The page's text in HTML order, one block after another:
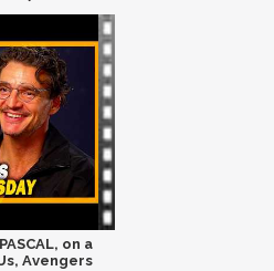
on a
Avengers